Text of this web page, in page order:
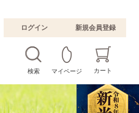
ログイン 新規会員登録
検索 マイページ カート